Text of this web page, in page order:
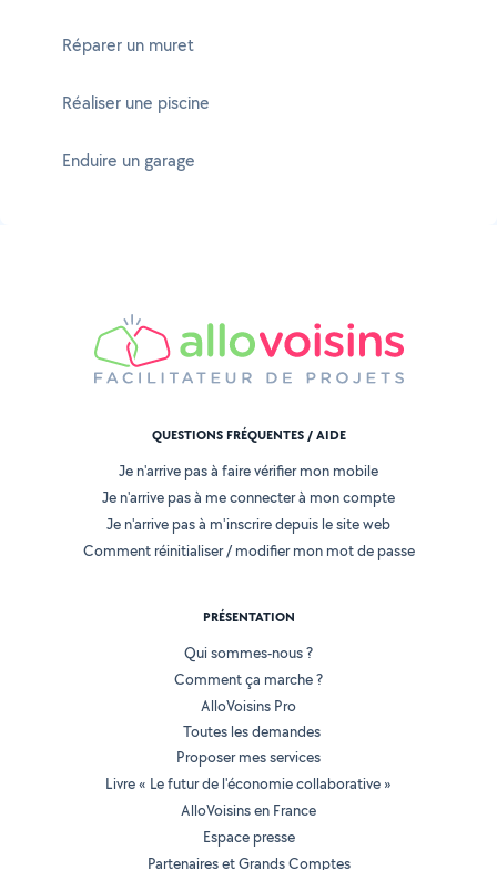
Réparer un muret
Réaliser une piscine
Enduire un garage
QUESTIONS FRÉQUENTES / AIDE
Je n'arrive pas à faire vérifier mon mobile
Je n'arrive pas à me connecter à mon compte
Je n'arrive pas à m'inscrire depuis le site web
Comment réinitialiser / modifier mon mot de passe
PRÉSENTATION
Qui sommes-nous ?
Comment ça marche ?
AlloVoisins Pro
Toutes les demandes
Proposer mes services
Livre « Le futur de l'économie collaborative »
AlloVoisins en France
Espace presse
Partenaires et Grands Comptes